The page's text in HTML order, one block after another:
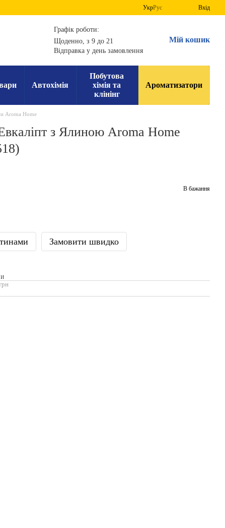
УкрРус Вхід
Графік роботи:
Щоденно, з 9 до 21
Відправка у день замовлення
Мій кошик
Автохімія
Побутова
хімія та
клінінг
Ароматизатори
Aroma Home
з Ялиною Aroma Home
В бажання
Замовити швидко